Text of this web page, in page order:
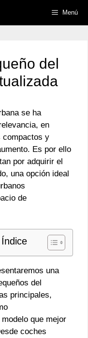
Menú
del
se ha
en
compactos y
Es por ello
por adquirir el
una opción ideal
de
Índice
una
del
principales,
que mejor
coches